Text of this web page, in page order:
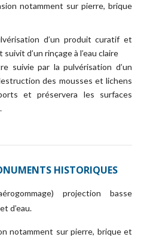
notamment sur pierre, brique
d’un produit curatif et
d’un rinçage à l’eau claire
suivie par la pulvérisation d’un
des mousses et lichens
et préservera les surfaces
HISTORIQUES
projection basse
d’eau.
notamment sur pierre, brique et